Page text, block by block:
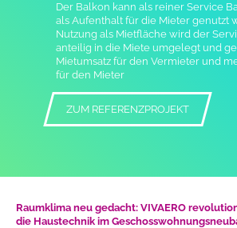
Der Balkon kann als reiner Service
als Aufenthalt für die Mieter genutzt
Nutzung als Mietfläche wird der
anteilig in die Miete umgelegt und
Mietumsatz für den Vermieter und
für den Mieter
ZUM REFERENZPROJEKT
Raumklima neu gedacht: VIVAERO
die Haustechnik im